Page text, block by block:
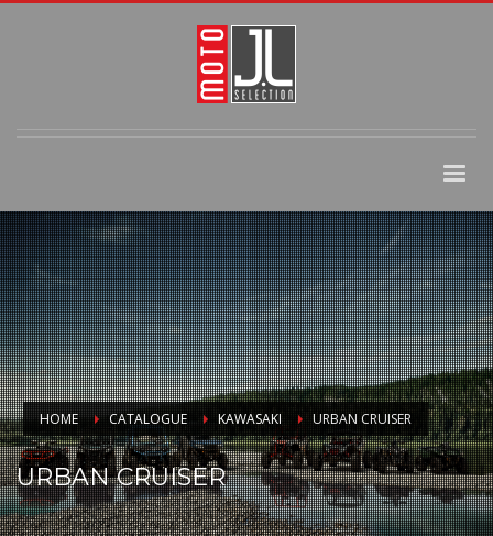
HOME CATALOGUE KAWASAKI URBAN CRUISER
URBAN CRUISER